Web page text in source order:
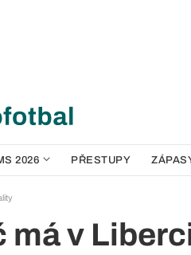
2026 PŘESTUPY
má v